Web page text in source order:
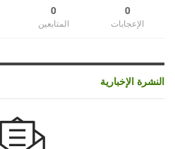
0
الإعجابات
0
المتابعين
النشرة الإخبارية